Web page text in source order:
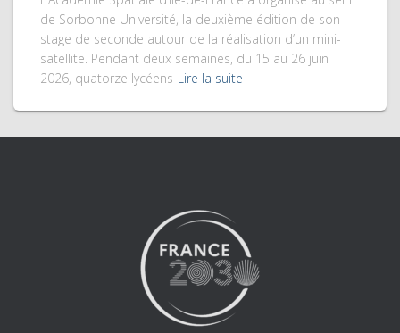
de Sorbonne Université, la deuxième édition de son
stage de seconde autour de la réalisation d’un mini-
satellite. Pendant deux semaines, du 15 au 26 juin
2026, quatorze lycéens Lire la suite